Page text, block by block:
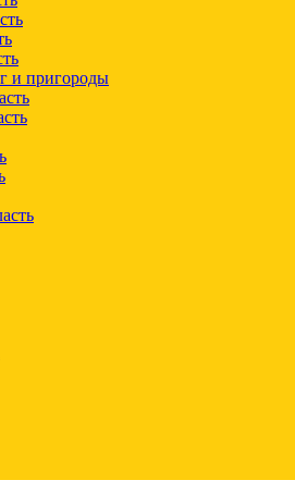
и пригороды